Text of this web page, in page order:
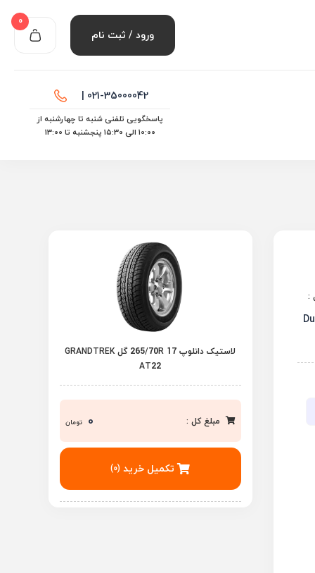
ورود / ثبت نام
0
021-35000042 |
پاسخگویی تلفنی شنبه تا چهارشنبه از
10:00 الی ۱۵:30 پنجشنبه تا 13:00
:
لاستیک دانلوپ 265/70R 17 گل GRANDTREK
AT22
مبلغ کل : 0 تومان
تکمیل خرید (0)